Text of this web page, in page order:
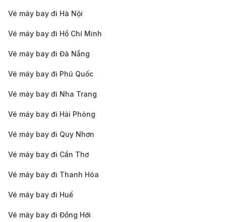
Lớn và phố cổ đến thẳng sân bay Nội Bài. Xe có
điều hòa, giá vé 45.000 VNĐ, khởi hành liên tục từ
Xe limousine tuyến cố định: Một số hãng như
Hoàng Hà, InterBusLines, Nhật Hích có dịch vụ
limousine đưa đón tận nơi từ khu vực nội thành Hà
Nội đến sân bay. Giá vé từ 100.000 – 150.000 VNĐ,
nghiệm tiện nghi hơn.
Vé máy bay đi Hà Nội
Vé máy bay đi Hồ Chí Minh
Vé máy bay đi Đà Nẵng
Vé máy bay đi Phú Quốc
Vé máy bay đi Nha Trang
Vé máy bay đi Hải Phòng
Vé máy bay đi Quy Nhơn
Vé máy bay đi Cần Thơ
Vé máy bay đi Thanh Hóa
Vé máy bay đi Huế
Vé máy bay đi Đồng Hới